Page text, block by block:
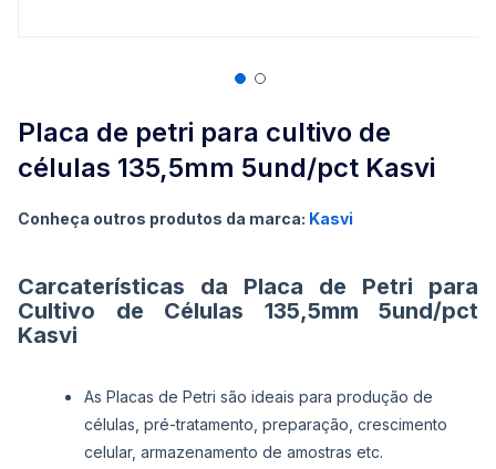
para
o
início
Galeria
Placa de petri para cultivo de
células 135,5mm 5und/pct Kasvi
Conheça outros produtos da marca: Kasvi
Carcaterísticas da Placa de Petri para
Cultivo de Células 135,5mm 5und/pct
Kasvi
As Placas de Petri são ideais para produção de
células, pré-tratamento, preparação, crescimento
celular, armazenamento de amostras etc.